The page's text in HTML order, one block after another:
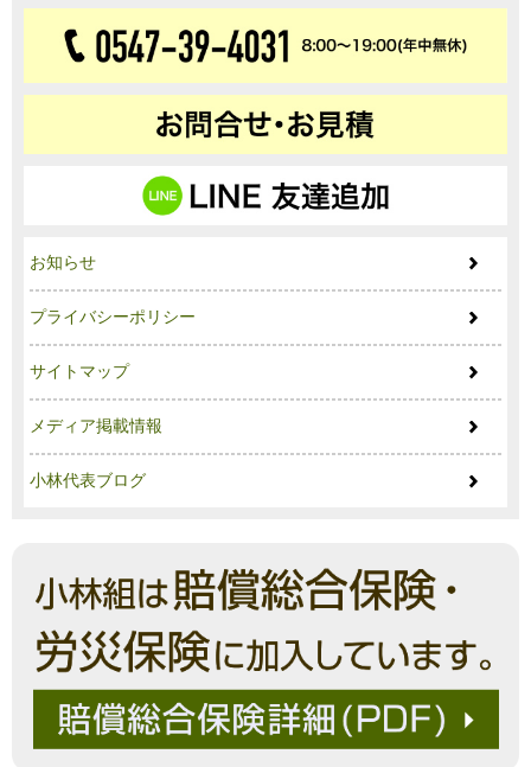
お知らせ
プライバシーポリシー
サイトマップ
メディア掲載情報
小林代表ブログ